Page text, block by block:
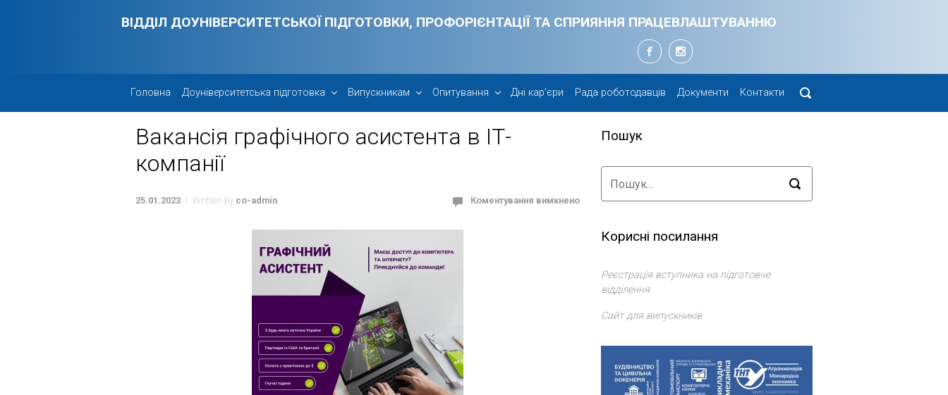
ВІДДІЛ ДОУНІВЕРСИТЕТСЬКОЇ ПІДГОТОВКИ, ПРОФОРІЄНТАЦІЇ ТА СПРИЯННЯ ПРАЦЕВЛАШТУВАННЮ
Головна Доуніверситетська підготовка Випускникам Опитування Дні кар’єри Рада роботодавців Документи Контакти
Вакансія графічного асистента в ІТ-
компанії
25.01.2023 Written by co-admin Коментування вимкнено
Пошук
Корисні посилання
Реєстрація вступника на підготовче
відділення
Сайт для випускників